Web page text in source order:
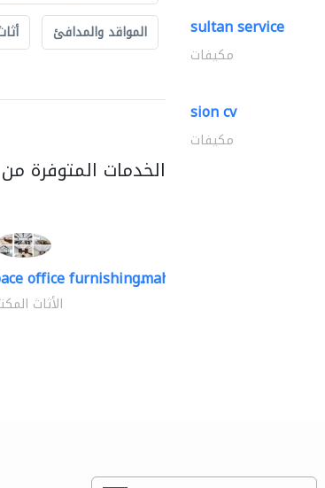
المواقد والمدافئ
الخدمات المتوفرة
office furnishing..
الأثاث
mahmayi office furniture..
sultan service
مكيفات
sion cv
مكيفات